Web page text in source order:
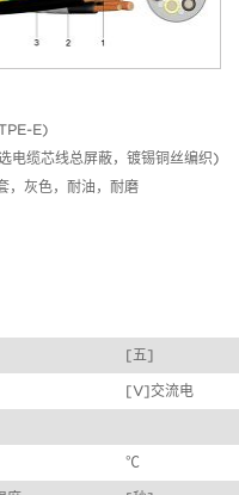
E)
电缆芯线总屏蔽，镀锡铜丝编织)
灰色，耐油，耐磨
[五]
[V]交流电
℃